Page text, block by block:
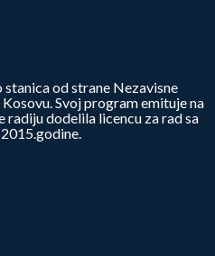
od strane Nezavisne
Svoj program emituje na
dodelila licencu za rad sa